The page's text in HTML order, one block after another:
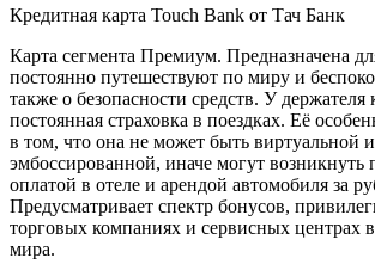
Кредитная карта Touch Bank от Тач Банк
Карта сегмента Премиум. Предназначена
постоянно путешествуют по миру и
также о безопасности средств. У держателя
постоянная страховка в поездках. Её
в том, что она не может быть виртуальной
эмбоссированной, иначе могут возникнуть
оплатой в отеле и арендой автомобиля за
Предусматривает спектр бонусов,
торговых компаниях и сервисных центрах
мира.